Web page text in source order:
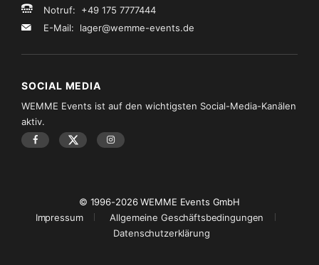
Notruf: +49 175 7777444
E-Mail: lager@wemme-events.de
SOCIAL MEDIA
WEMME Events ist auf den wichtigsten Social-Media-Kanälen
aktiv.
© 1996-2026 WEMME Events GmbH
Impressum
Allgemeine Geschäftsbedingungen
Datenschutzerklärung